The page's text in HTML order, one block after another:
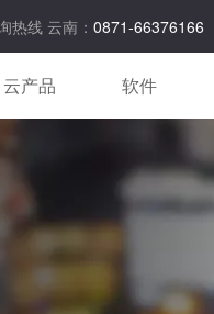
热线 云南： 0871-66376166
云产品 软件